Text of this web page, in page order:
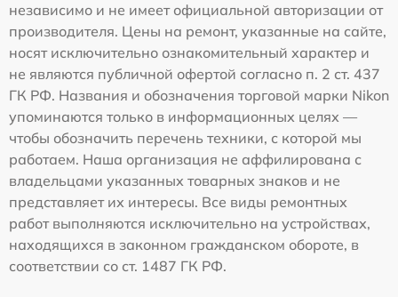
независимо и не имеет официальной авторизации от
производителя. Цены на ремонт, указанные на сайте,
носят исключительно ознакомительный характер и
не являются публичной офертой согласно п. 2 ст. 437
ГК РФ. Названия и обозначения торговой марки Nikon
упоминаются только в информационных целях —
чтобы обозначить перечень техники, с которой мы
работаем. Наша организация не аффилирована с
владельцами указанных товарных знаков и не
представляет их интересы. Все виды ремонтных
работ выполняются исключительно на устройствах,
находящихся в законном гражданском обороте, в
соответствии со ст. 1487 ГК РФ.